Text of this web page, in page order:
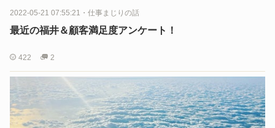
2022-05-21 07:55:21 ・ 仕事まじりの話
最近の福井＆顧客満足度アンケート！
422 2